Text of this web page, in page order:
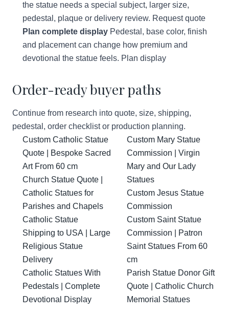
the statue needs a special subject, larger size,
pedestal, plaque or delivery review. Request quote
Plan complete display Pedestal, base color, finish
and placement can change how premium and
devotional the statue feels. Plan display
Order-ready buyer paths
Continue from research into quote, size, shipping,
pedestal, order checklist or production planning.
Custom Catholic Statue
Quote | Bespoke Sacred
Art From 60 cm
Church Statue Quote |
Catholic Statues for
Parishes and Chapels
Catholic Statue
Shipping to USA | Large
Religious Statue
Delivery
Catholic Statues With
Pedestals | Complete
Devotional Display
Custom Mary Statue
Commission | Virgin
Mary and Our Lady
Statues
Custom Jesus Statue
Commission
Custom Saint Statue
Commission | Patron
Saint Statues From 60
cm
Parish Statue Donor Gift
Quote | Catholic Church
Memorial Statues